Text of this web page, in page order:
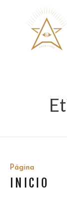
Página
INICIO